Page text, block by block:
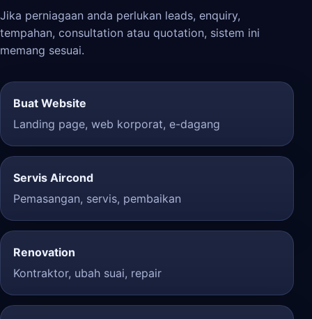
Jika perniagaan anda perlukan leads, enquiry,
tempahan, consultation atau quotation, sistem ini
memang sesuai.
Buat Website
Landing page, web korporat, e-dagang
Servis Aircond
Pemasangan, servis, pembaikan
Renovation
Kontraktor, ubah suai, repair